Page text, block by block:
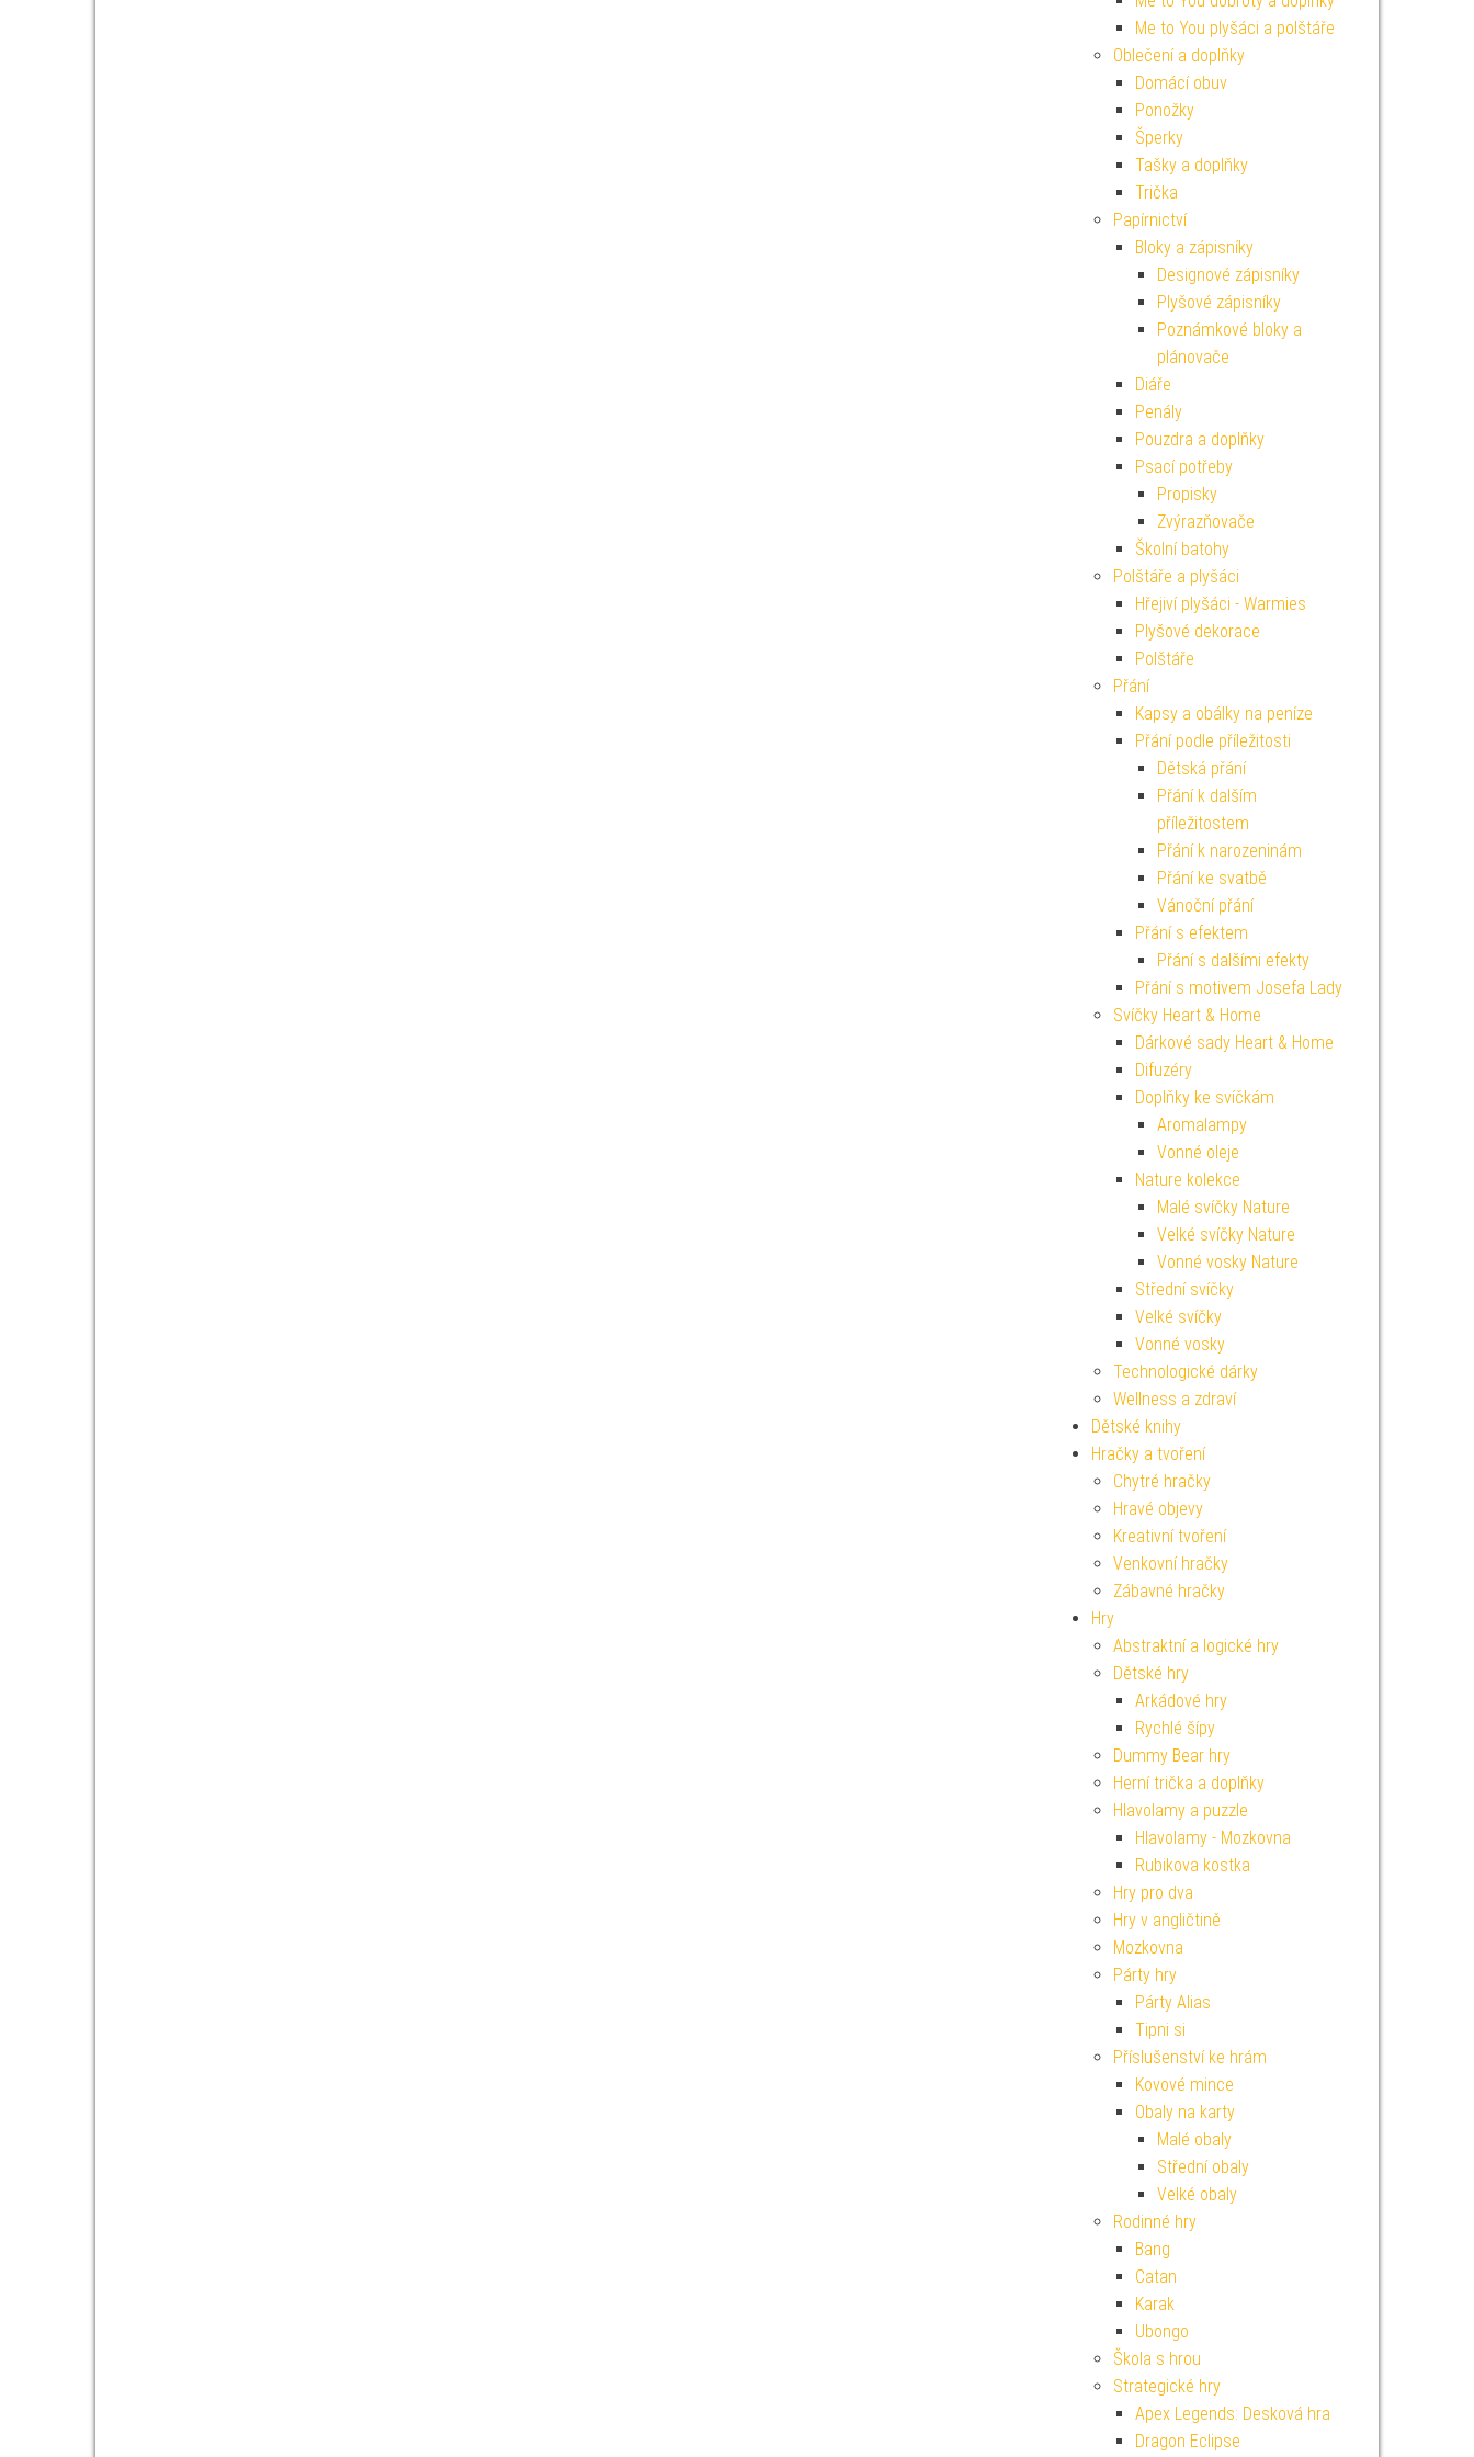
Me to You plyšáci a polštáře
Oblečení a doplňky
Domácí obuv
Ponožky
Šperky
Tašky a doplňky
Trička
Papírnictví
Bloky a zápisníky
Designové zápisníky
Plyšové zápisníky
Poznámkové bloky a
plánovače
Diáře
Penály
Pouzdra a doplňky
Psací potřeby
Propisky
Zvýrazňovače
Školní batohy
Polštáře a plyšáci
Hřejiví plyšáci - Warmies
Plyšové dekorace
Polštáře
Přání
Kapsy a obálky na peníze
Přání podle příležitosti
Dětská přání
Přání k dalším
příležitostem
Přání k narozeninám
Přání ke svatbě
Vánoční přání
Přání s efektem
Přání s dalšími efekty
Přání s motivem Josefa Lady
Svíčky Heart & Home
Dárkové sady Heart & Home
Difuzéry
Doplňky ke svíčkám
Aromalampy
Vonné oleje
Nature kolekce
Malé svíčky Nature
Velké svíčky Nature
Vonné vosky Nature
Střední svíčky
Velké svíčky
Vonné vosky
Technologické dárky
Wellness a zdraví
Dětské knihy
Hračky a tvoření
Chytré hračky
Hravé objevy
Kreativní tvoření
Venkovní hračky
Zábavné hračky
Hry
Abstraktní a logické hry
Dětské hry
Arkádové hry
Rychlé šípy
Dummy Bear hry
Herní trička a doplňky
Hlavolamy a puzzle
Hlavolamy - Mozkovna
Rubikova kostka
Hry pro dva
Hry v angličtině
Mozkovna
Párty hry
Párty Alias
Tipni si
Příslušenství ke hrám
Kovové mince
Obaly na karty
Malé obaly
Střední obaly
Velké obaly
Rodinné hry
Bang
Catan
Karak
Ubongo
Škola s hrou
Strategické hry
Apex Legends: Desková hra
Dragon Eclipse